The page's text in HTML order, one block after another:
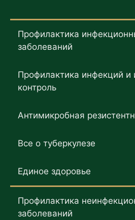
Профилактика
заболеваний
Профилактика инфекций
контроль
Антимикробная
Все о туберкулезе
Единое здоровье
Профилактика
заболеваний